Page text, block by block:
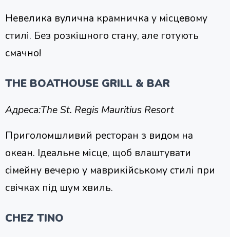
Невелика вулична крамничка у місцевому
стилі. Без розкішного стану, але готують
смачно!
THE BOATHOUSE GRILL & BAR
Адреса:The St. Regis Mauritius Resort
Приголомшливий ресторан з видом на
океан. Ідеальне місце, щоб влаштувати
сімейну вечерю у маврикійському стилі при
свічках під шум хвиль.
CHEZ TINO